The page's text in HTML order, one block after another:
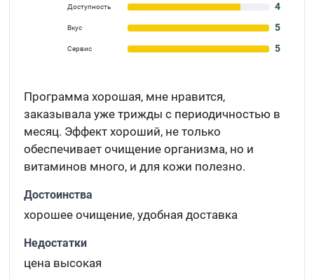
Доступность 4
Вкус 5
Сервис 5
Программа хорошая, мне нравится,
заказывала уже трижды с периодичностью в
месяц. Эффект хороший, не только
обеспечивает очищение организма, но и
витаминов много, и для кожи полезно.
Достоинства
хорошее очищение, удобная доставка
Недостатки
цена высокая